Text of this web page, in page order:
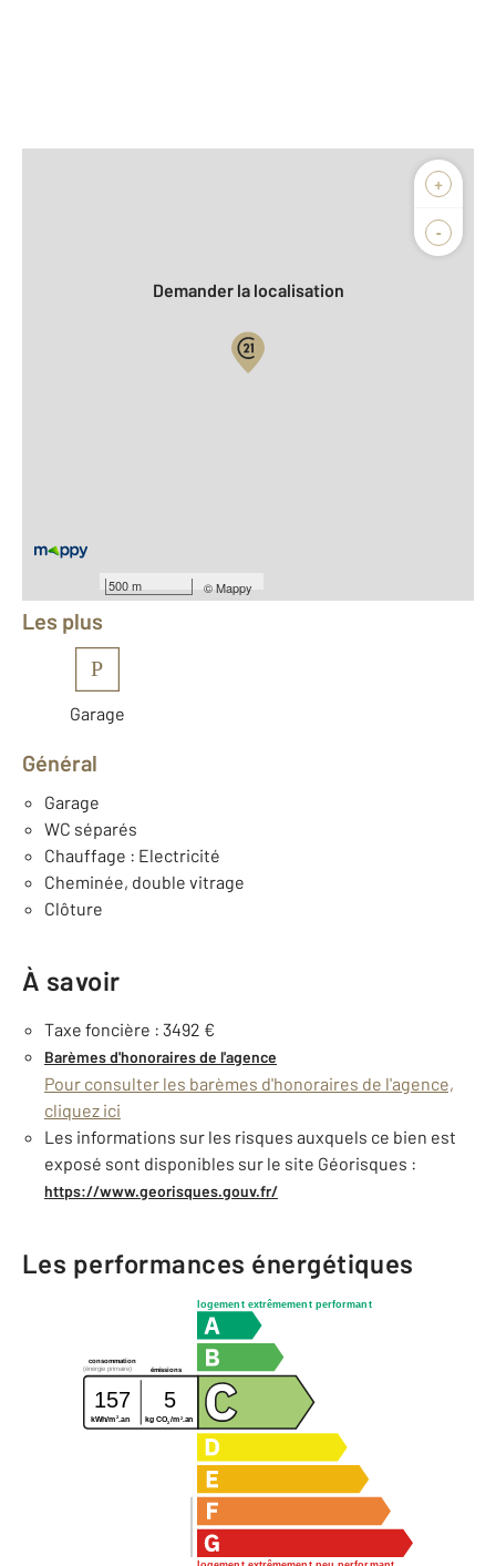
+
-
500 m ©Mappy
Biens vendus
Demander la localisation
Équipements
Les plus
P
Garage
Général
Garage
WC séparés
Chauffage : Electricité
Cheminée, double vitrage
Clôture
À savoir
Taxe foncière : 3492 €
Barèmes d'honoraires de l'agence
Pour consulter les barèmes d'honoraires de l'agence,
cliquez ici
Les informations sur les risques auxquels ce bien est
exposé sont disponibles sur le site Géorisques :
https://www.georisques.gouv.fr/
Les performances énergétiques
logement extrêmement performant
consommation
émissions
(énergie primaire)
157 5
kWh/m 2 .an kg CO2/m2.an